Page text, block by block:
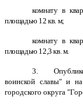
комнату в
площадью 12 кв. м;
комнату в
площадью 12,3 кв. м.
3. О
воинской славы" и
городского округа